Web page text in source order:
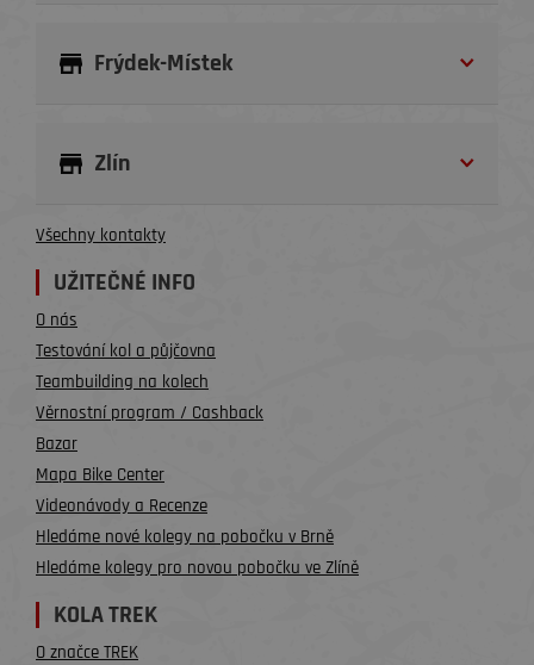
Frýdek-Místek
Zlín
Všechny kontakty
UŽITEČNÉ INFO
O nás
Testování kol a půjčovna
Teambuilding na kolech
Věrnostní program / Cashback
Bazar
Mapa Bike Center
Videonávody a Recenze
Hledáme nové kolegy na pobočku v Brně
Hledáme kolegy pro novou pobočku ve Zlíně
KOLA TREK
O značce TREK